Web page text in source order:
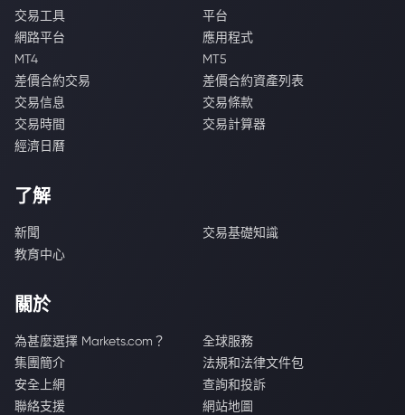
交易工具
平台
網路平台
應用程式
MT4
MT5
差價合約交易
差價合約資產列表
交易信息
交易條款
交易時間
交易計算器
經濟日曆
了解
新聞
交易基礎知識
教育中心
關於
為甚麼選擇 Markets.com？
全球服務
集團簡介
法規和法律文件包
安全上網
查詢和投訴
聯絡支援
網站地圖